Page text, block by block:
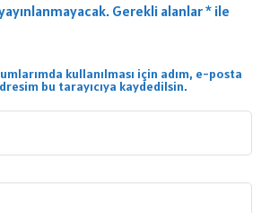
Gerekli alanlar* ile
kullanılması için adım, e-posta
bu tarayıcıya kaydedilsin.